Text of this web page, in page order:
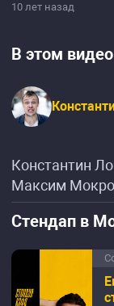
10 лет назад
В этом видео
Константин
Максим
Стендап в